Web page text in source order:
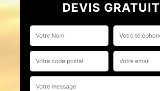
DEVIS GRATUIT